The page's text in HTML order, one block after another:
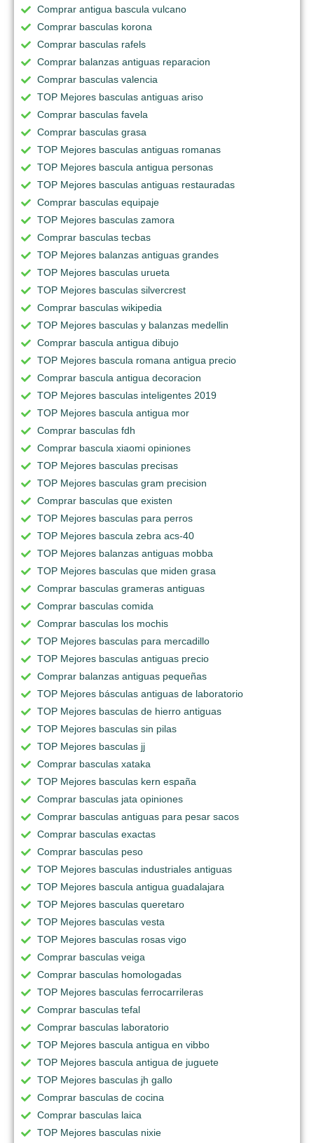
Comprar antigua bascula vulcano
Comprar basculas korona
Comprar basculas rafels
Comprar balanzas antiguas reparacion
Comprar basculas valencia
TOP Mejores basculas antiguas ariso
Comprar basculas favela
Comprar basculas grasa
TOP Mejores basculas antiguas romanas
TOP Mejores bascula antigua personas
TOP Mejores basculas antiguas restauradas
Comprar basculas equipaje
TOP Mejores basculas zamora
Comprar basculas tecbas
TOP Mejores balanzas antiguas grandes
TOP Mejores basculas urueta
TOP Mejores basculas silvercrest
Comprar basculas wikipedia
TOP Mejores basculas y balanzas medellin
Comprar bascula antigua dibujo
TOP Mejores bascula romana antigua precio
Comprar bascula antigua decoracion
TOP Mejores basculas inteligentes 2019
TOP Mejores bascula antigua mor
Comprar basculas fdh
Comprar bascula xiaomi opiniones
TOP Mejores basculas precisas
TOP Mejores basculas gram precision
Comprar basculas que existen
TOP Mejores basculas para perros
TOP Mejores bascula zebra acs-40
TOP Mejores balanzas antiguas mobba
TOP Mejores basculas que miden grasa
Comprar basculas grameras antiguas
Comprar basculas comida
Comprar basculas los mochis
TOP Mejores basculas para mercadillo
TOP Mejores basculas antiguas precio
Comprar balanzas antiguas pequeñas
TOP Mejores básculas antiguas de laboratorio
TOP Mejores basculas de hierro antiguas
TOP Mejores basculas sin pilas
TOP Mejores basculas jj
Comprar basculas xataka
TOP Mejores basculas kern españa
Comprar basculas jata opiniones
Comprar basculas antiguas para pesar sacos
Comprar basculas exactas
Comprar basculas peso
TOP Mejores basculas industriales antiguas
TOP Mejores bascula antigua guadalajara
TOP Mejores basculas queretaro
TOP Mejores basculas vesta
TOP Mejores basculas rosas vigo
Comprar basculas veiga
Comprar basculas homologadas
TOP Mejores basculas ferrocarrileras
Comprar basculas tefal
Comprar basculas laboratorio
TOP Mejores bascula antigua en vibbo
TOP Mejores bascula antigua de juguete
TOP Mejores basculas jh gallo
Comprar basculas de cocina
Comprar basculas laica
TOP Mejores basculas nixie